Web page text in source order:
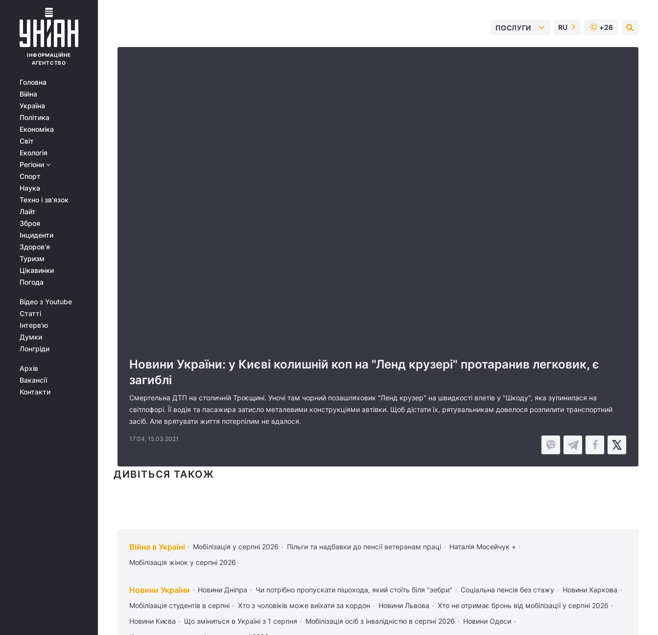
ІНФОРМАЦІЙНЕ
АГЕНТСТВО
Головна
Війна
Україна
Політика
Економіка
Світ
Екологія
Регіони
Спорт
Наука
Техно і зв'язок
Лайт
Зброя
Інциденти
Здоров'я
Туризм
Цікавинки
Погода
Відео з Youtube
Статті
Інтерв'ю
Думки
Лонгріди
Архів
Вакансії
Контакти
ПОСЛУГИ RU +26
Новини України: у Києві колишній коп на "Ленд крузері" протаранив легковик, є
загиблі
Смертельна ДТП на столичній Троєщині. Уночі там чорний позашляховик "Ленд крузер" на швидкості влетів у "Шкоду", яка зупинилася на
світлофорі. Її водія та пасажира затисло металевими конструкціями автівки. Щоб дістати їх, рятувальникам довелося розпилити транспортний
засіб. Але врятувати життя потерпілим не вдалося.
17:04, 15.03.2021
ДИВІТЬСЯ ТАКОЖ
Війна в Україні Мобілізація у серпні 2026 Пільги та надбавки до пенсії ветеранам праці
Наталія Мосейчук +
Мобілізація жінок у серпні 2026
Новини України Новини Дніпра Чи потрібно пропускати пішохода, який стоїть біля "зебри" Соціальна пенсія без стажу
Новини Харкова
Мобілізація студентів в серпні
Хто з чоловіків може виїхати за кордон Новини Львова
Хто не отримає бронь від мобілізації у серпні 2026
Новини Києва
Що зміниться в Україні з 1 серпня Мобілізація осіб з інвалідністю в серпні 2026
Новини Одеси